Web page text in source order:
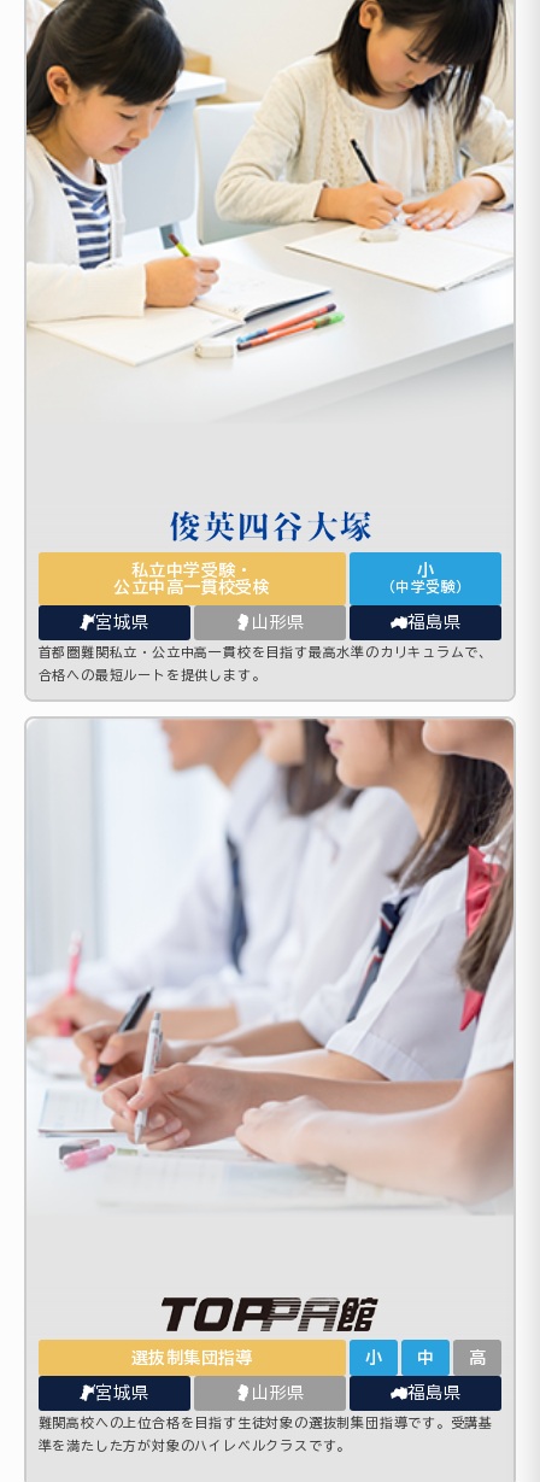
私立中学受験・
公立中高一貫校受検
小
（中学受験）
宮城県 山形県 福島県
首都圏難関私立・公立中高一貫校を目指す最高水準のカリキュラムで、
合格への最短ルートを提供します。
選抜制集団指導 小 中 高
宮城県 山形県 福島県
難関高校への上位合格を目指す生徒対象の選抜制集団指導です。受講基
準を満たした方が対象のハイレベルクラスです。